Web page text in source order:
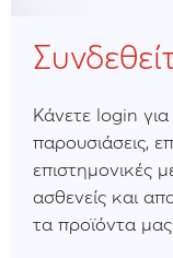
Κάνετε login
παρουσιάσεις,
επιστημονικές
ασθενείς και
τα προϊόντα